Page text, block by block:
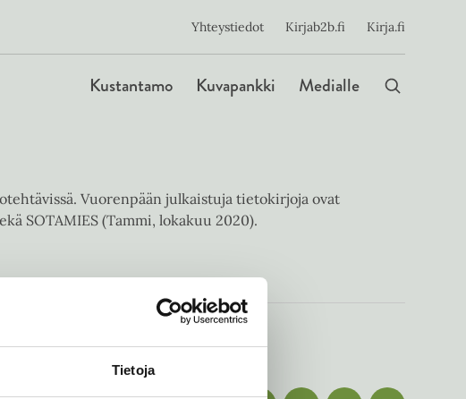
Tietoja
Yhteystiedot Kirjab2b.fi Kirja.fi
Päävalikko
Kustantamo Kuvapankki Medialle
Vuorenpään julkaistuja tietokirjoja ovat
SOTAMIES (Tammi, lokakuu 2020).